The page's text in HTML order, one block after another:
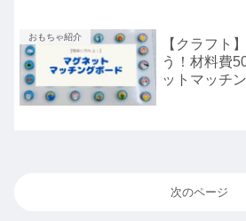
おもちゃ紹介
【クラフト
う！材料費
ットマッチ
次のページ